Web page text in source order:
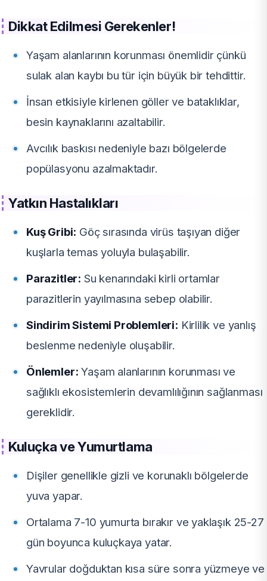
Dikkat Edilmesi Gerekenler!
Yaşam alanlarının korunması önemlidir çünkü
sulak alan kaybı bu tür için büyük bir tehdittir.
İnsan etkisiyle kirlenen göller ve bataklıklar,
besin kaynaklarını azaltabilir.
Avcılık baskısı nedeniyle bazı bölgelerde
popülasyonu azalmaktadır.
Yatkın Hastalıkları
Kuş Gribi: Göç sırasında virüs taşıyan diğer
kuşlarla temas yoluyla bulaşabilir.
Parazitler: Su kenarındaki kirli ortamlar
parazitlerin yayılmasına sebep olabilir.
Sindirim Sistemi Problemleri: Kirlilik ve yanlış
beslenme nedeniyle oluşabilir.
Önlemler: Yaşam alanlarının korunması ve
sağlıklı ekosistemlerin devamlılığının sağlanması
gereklidir.
Kuluçka ve Yumurtlama
Dişiler genellikle gizli ve korunaklı bölgelerde
yuva yapar.
Ortalama 7-10 yumurta bırakır ve yaklaşık 25-27
gün boyunca kuluçkaya yatar.
Yavrular doğduktan kısa süre sonra yüzmeye ve